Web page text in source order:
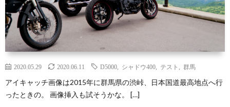
2020.05.29 2020.06.11 D5000 シャドウ400 テスト 群馬
アイキャッチ画像は2015年に群馬県の渋峠、日本国道最高地点へ行
ったときの。 画像挿入も試そうかな。 […]